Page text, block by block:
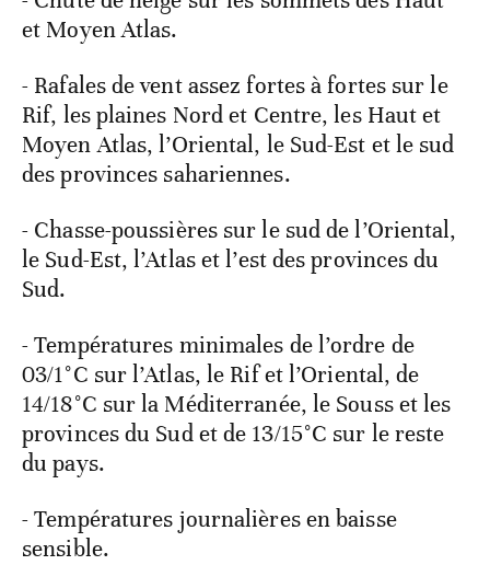
et Moyen Atlas.
- Rafales de vent assez fortes à fortes sur le
Rif, les plaines Nord et Centre, les Haut et
Moyen Atlas, l’Oriental, le Sud-Est et le sud
des provinces sahariennes.
- Chasse-poussières sur le sud de l’Oriental,
le Sud-Est, l’Atlas et l’est des provinces du
Sud.
- Températures minimales de l’ordre de
03/1°C sur l’Atlas, le Rif et l’Oriental, de
14/18°C sur la Méditerranée, le Souss et les
provinces du Sud et de 13/15°C sur le reste
du pays.
- Températures journalières en baisse
sensible.